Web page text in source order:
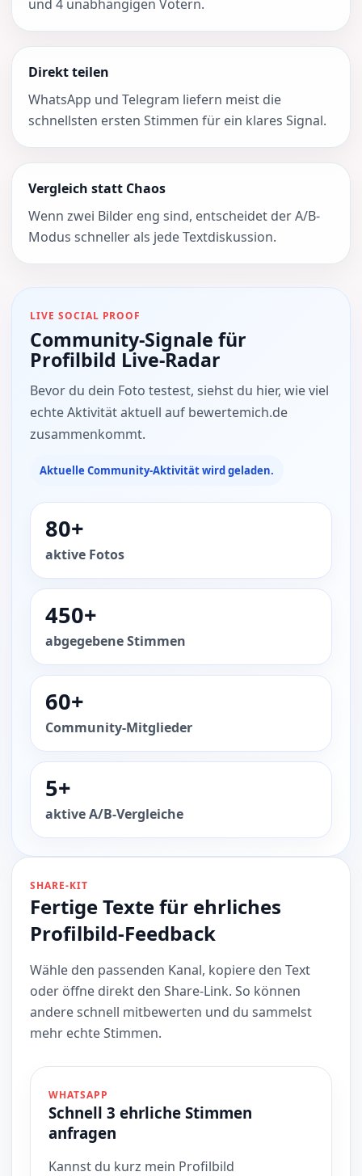
und 4 unabhängigen Votern.
Direkt teilen
WhatsApp und Telegram liefern meist die
schnellsten ersten Stimmen für ein klares Signal.
Vergleich statt Chaos
Wenn zwei Bilder eng sind, entscheidet der A/B-
Modus schneller als jede Textdiskussion.
LIVE SOCIAL PROOF
Community-Signale für
Profilbild Live-Radar
Bevor du dein Foto testest, siehst du hier, wie viel
echte Aktivität aktuell auf bewertemich.de
zusammenkommt.
Aktuelle Community-Aktivität wird geladen.
80+
aktive Fotos
450+
abgegebene Stimmen
60+
Community-Mitglieder
5+
aktive A/B-Vergleiche
SHARE-KIT
Fertige Texte für ehrliches
Profilbild-Feedback
Wähle den passenden Kanal, kopiere den Text
oder öffne direkt den Share-Link. So können
andere schnell mitbewerten und du sammelst
mehr echte Stimmen.
WHATSAPP
Schnell 3 ehrliche Stimmen
anfragen
Kannst du kurz mein Profilbild